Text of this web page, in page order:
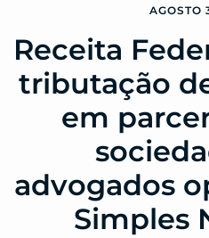
AGOSTO
Receita
tributação
em
advogados
Simples